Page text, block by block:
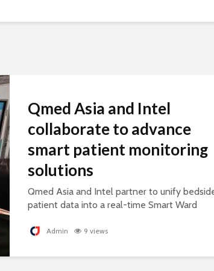
Qmed Asia and Intel
collaborate to advance
smart patient monitoring
solutions
Qmed Asia and Intel partner to unify
patient data into a real-time Smart Ward
healthcare.
Admin 9 views